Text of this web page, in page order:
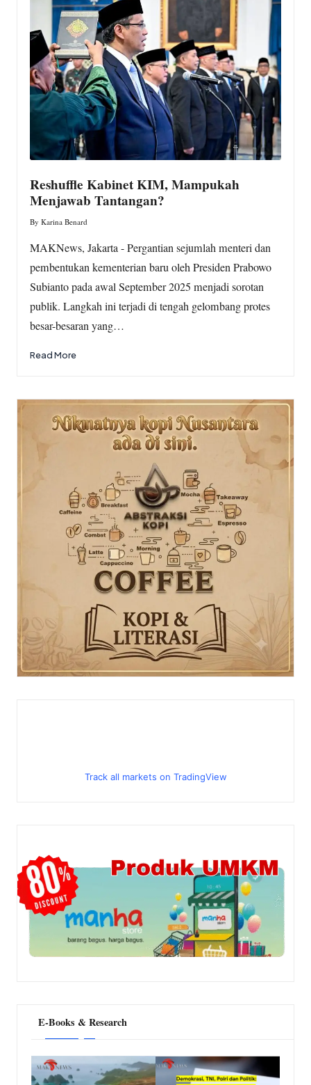
s.
m
Reshuffle Kabinet KIM, Mampukah
Menjawab Tantangan?
Posted
by
By Karina Benard
MAKNews, Jakarta - Pergantian sejumlah menteri dan
pembentukan kementerian baru oleh Presiden Prabowo
Subianto pada awal September 2025 menjadi sorotan
publik. Langkah ini terjadi di tengah gelombang protes
besar-besaran yang…
Read More
Track all markets on TradingView
E-Books & Research